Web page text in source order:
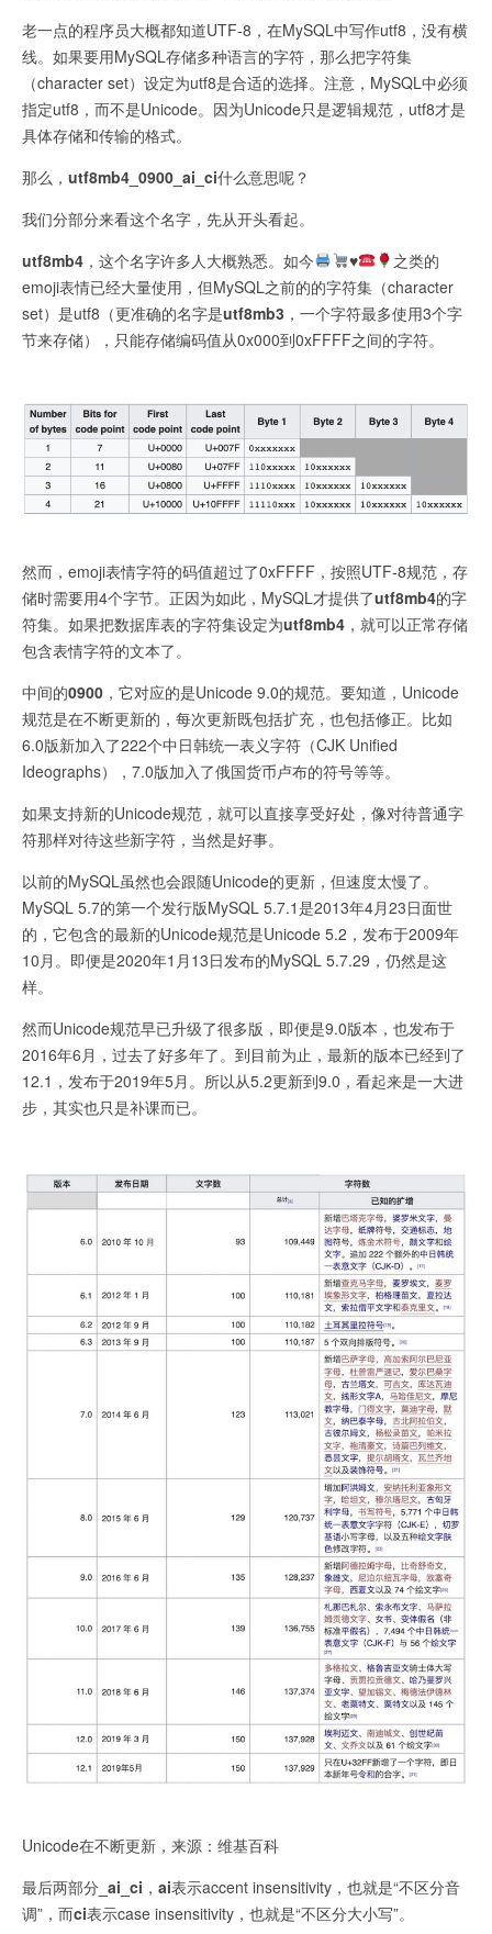
老一点的程序员大概都知道UTF-8，在MySQL中写作utf8，没有横
线。如果要用MySQL存储多种语言的字符，那么把字符集
（character set）设定为utf8是合适的选择。注意，MySQL中必须
指定utf8，而不是Unicode。因为Unicode只是逻辑规范，utf8才是
具体存储和传输的格式。
那么， utf8mb4_0900_ai_ci什么意思呢？
我们分部分来看这个名字，先从开头看起。
utf8mb4 ，这个名字许多人大概熟悉。如今 ♥️
之类的
emoji表情已经大量使用，但MySQL之前的的字符集（character
set）是utf8（更准确的名字是utf8mb3 ，一个字符最多使用3个字
节来存储），只能存储编码值从0x000到0xFFFF之间的字符。
然而，emoji表情字符的码值超过了0xFFFF，按照UTF-8规范，存
储时需要用4个字节。正因为如此，MySQL才提供了utf8mb4的字
符集。如果把数据库表的字符集设定为utf8mb4 ，就可以正常存储
包含表情字符的文本了。
中间的0900 ，它对应的是Unicode 9.0的规范。要知道，Unicode
规范是在不断更新的，每次更新既包括扩充，也包括修正。比如
6.0版新加入了222个中日韩统一表义字符（CJK Unified
Ideographs），7.0版加入了俄国货币卢布的符号等等。
如果支持新的Unicode规范，就可以直接享受好处，像对待普通字
符那样对待这些新字符，当然是好事。
以前的MySQL虽然也会跟随Unicode的更新，但速度太慢了。
MySQL 5.7的第一个发行版MySQL 5.7.1是2013年4月23日面世
的，它包含的最新的Unicode规范是Unicode 5.2，发布于2009年
10月。即便是2020年1月13日发布的MySQL 5.7.29，仍然是这
样。
然而Unicode规范早已升级了很多版，即便是9.0版本，也发布于
2016年6月，过去了好多年了。到目前为止，最新的版本已经到了
12.1，发布于2019年5月。所以从5.2更新到9.0，看起来是一大进
步，其实也只是补课而已。
Unicode在不断更新，来源：维基百科
最后两部分 _ai_ci ， ai表示accent insensitivity，也就是“不区分音
调”，而ci表示case insensitivity，也就是“不区分大小写”。